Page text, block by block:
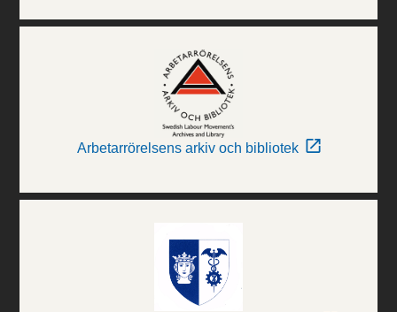
Arbetarrörelsens arkiv och bibliotek